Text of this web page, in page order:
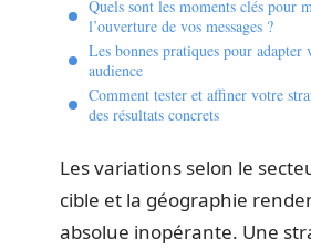
Quels sont les moments clés pour
l’ouverture de vos messages ?
Les bonnes pratiques pour adapter
audience
Comment tester et affiner votre
des résultats concrets
Les variations selon le
cible et la géographie
absolue inopérante. Une